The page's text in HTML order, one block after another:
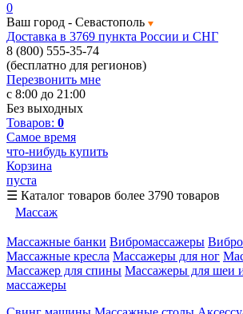
0
Ваш город - Севастополь
Доставка в 3769 пункта России и СНГ
8 (800) 555-35-74
(бесплатно для регионов)
Перезвонить мне
с 8:00 до 21:00
Без выходных
Товаров: 0
Самое время
что-нибудь купить
Корзина
пуста
☰ Каталог товаров более 3790 товаров
Массаж
Массажные банки Вибромассажеры
Массажные кресла Массажеры для ног
Массажер для спины Массажеры для шеи
массажеры